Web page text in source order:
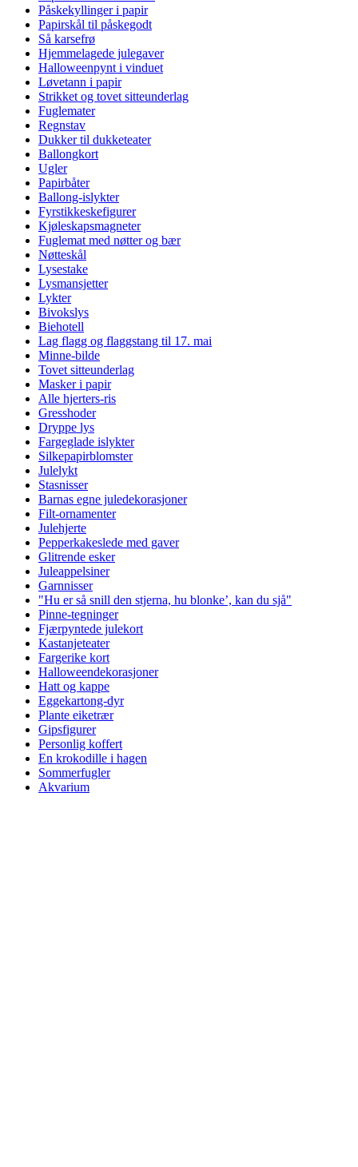
Påskekyllinger i papir
Papirskål til påskegodt
Så karsefrø
Hjemmelagede julegaver
Halloweenpynt i vinduet
Løvetann i papir
Strikket og tovet sitteunderlag
Fuglemater
Regnstav
Dukker til dukketeater
Ballongkort
Ugler
Papirbåter
Ballong-islykter
Fyrstikkeskefigurer
Kjøleskapsmagneter
Fuglemat med nøtter og bær
Nøtteskål
Lysestake
Lysmansjetter
Lykter
Bivokslys
Biehotell
Lag flagg og flaggstang til 17. mai
Minne-bilde
Tovet sitteunderlag
Masker i papir
Alle hjerters-ris
Gresshoder
Dryppe lys
Fargeglade islykter
Silkepapirblomster
Julelykt
Stasnisser
Barnas egne juledekorasjoner
Filt-ornamenter
Julehjerte
Pepperkakeslede med gaver
Glitrende esker
Juleappelsiner
Garnnisser
"Hu er så snill den stjerna, hu blonke’, kan du sjå"
Pinne-tegninger
Fjærpyntede julekort
Kastanjeteater
Fargerike kort
Halloweendekorasjoner
Hatt og kappe
Eggekartong-dyr
Plante eiketrær
Gipsfigurer
Personlig koffert
En krokodille i hagen
Sommerfugler
Akvarium